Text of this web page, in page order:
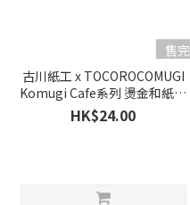
售完
古川紙工 x TOCOROCOMUGI
Komugi Cafe系列 燙金和紙貼
紙 - 檸檬甜點
HK$24.00